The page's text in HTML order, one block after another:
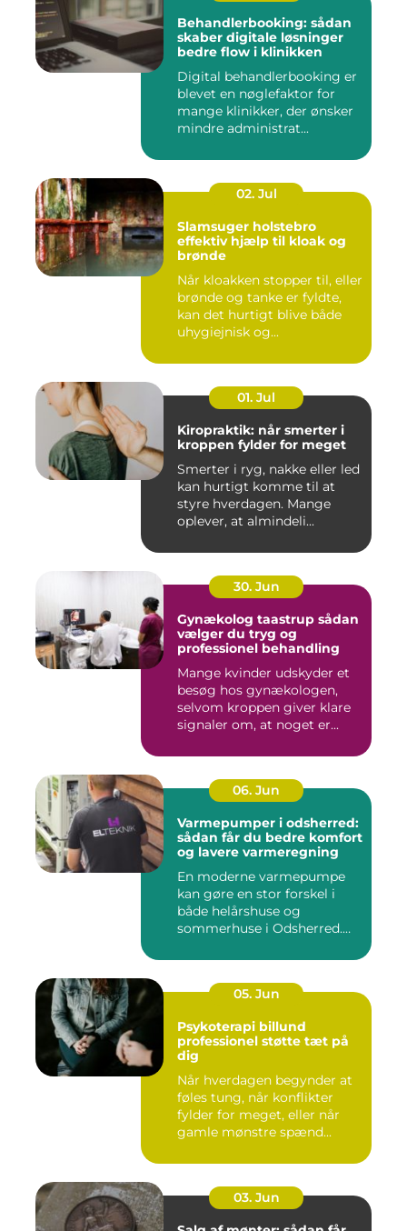
Behandlerbooking: sådan
skaber digitale løsninger
bedre flow i klinikken
Digital behandlerbooking er
blevet en nøglefaktor for
mange klinikker, der ønsker
mindre administrat...
02. Jul
Slamsuger holstebro
effektiv hjælp til kloak og
brønde
Når kloakken stopper til, eller
brønde og tanke er fyldte,
kan det hurtigt blive både
uhygiejnisk og...
01. Jul
Kiropraktik: når smerter i
kroppen fylder for meget
Smerter i ryg, nakke eller led
kan hurtigt komme til at
styre hverdagen. Mange
oplever, at almindeli...
30. Jun
Gynækolog taastrup sådan
vælger du tryg og
professionel behandling
Mange kvinder udskyder et
besøg hos gynækologen,
selvom kroppen giver klare
signaler om, at noget er...
06. Jun
Varmepumper i odsherred:
sådan får du bedre komfort
og lavere varmeregning
En moderne varmepumpe
kan gøre en stor forskel i
både helårshuse og
sommerhuse i Odsherred.
05. Jun
Psykoterapi billund
professionel støtte tæt på
dig
Når hverdagen begynder at
føles tung, når konflikter
fylder for meget, eller når
gamle mønstre spænd...
03. Jun